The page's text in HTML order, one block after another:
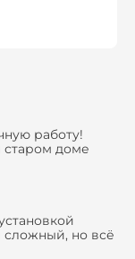
работу!
старом доме
справились на
и
нам
сложный, но всё
выбрать